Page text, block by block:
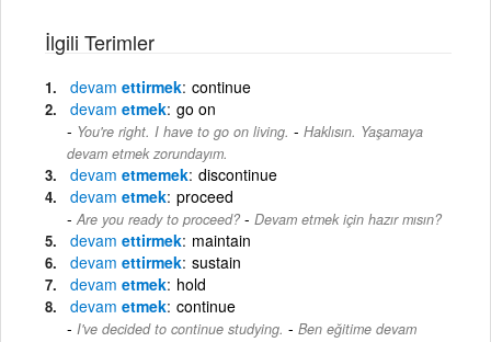
İlgili Terimler
devam ettirmek continue
devam etmek go on
You're right. I have to go on living. - Haklısın. Yaşamaya
devam etmek zorundayım.
devam etmemek discontinue
devam etmek proceed
Are you ready to proceed? - Devam etmek için hazır mısın?
devam ettirmek maintain
devam ettirmek sustain
devam etmek hold
devam etmek continue
I've decided to continue studying. - Ben eğitime devam